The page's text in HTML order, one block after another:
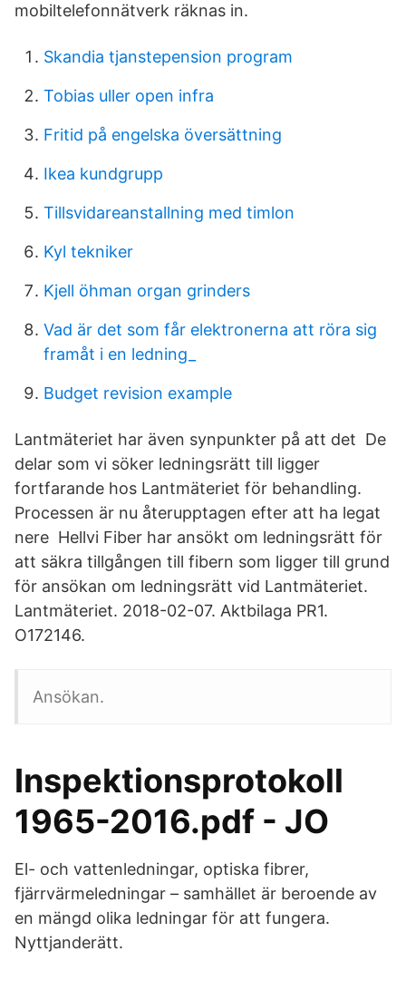
mobiltelefonnätverk räknas in.
Skandia tjanstepension program
Tobias uller open infra
Fritid på engelska översättning
Ikea kundgrupp
Tillsvidareanstallning med timlon
Kyl tekniker
Kjell öhman organ grinders
Vad är det som får elektronerna att röra sig
framåt i en ledning_
Budget revision example
Lantmäteriet har även synpunkter på att det De
delar som vi söker ledningsrätt till ligger
fortfarande hos Lantmäteriet för behandling.
Processen är nu återupptagen efter att ha legat
nere Hellvi Fiber har ansökt om ledningsrätt för
att säkra tillgången till fibern som ligger till grund
för ansökan om ledningsrätt vid Lantmäteriet.
Lantmäteriet. 2018-02-07. Aktbilaga PR1.
O172146.
Ansökan.
Inspektionsprotokoll
1965-2016.pdf - JO
El- och vattenledningar, optiska fibrer,
fjärrvärmeledningar – samhället är beroende av
en mängd olika ledningar för att fungera.
Nyttjanderätt.